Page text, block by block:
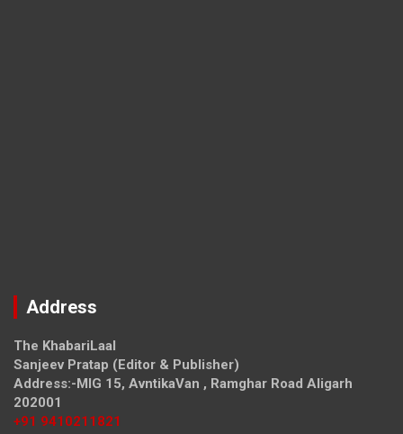
Address
The KhabariLaal
Sanjeev Pratap (Editor & Publisher)
Address:-MIG 15, AvntikaVan , Ramghar Road Aligarh
202001
+91 9410211821